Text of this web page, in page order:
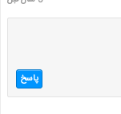
پاسخ